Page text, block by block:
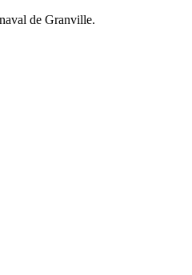
de Granville.